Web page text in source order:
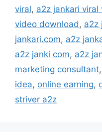
viral, a2z jankari viral
video download, a2z
jankari.com, a2z
a2z janki com, a2z
marketing consultant,
idea, online earning,
striver a2z